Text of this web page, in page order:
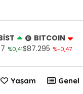
%0,41
BITCOIN
$87.295 %-0,47
Yaşam Genel